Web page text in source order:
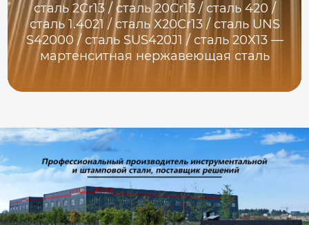
сталь 2Cr13 / сталь 20Cr13 / сталь 420 /
сталь 1.4021 / сталь X20Cr13 / сталь UNS
S42000 / сталь SUS420J1 / сталь 20X13 —
мартенситная нержавеющая сталь